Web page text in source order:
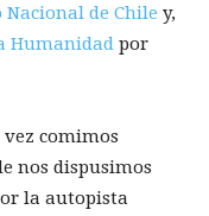
de Chile y,
Humanidad por
vez comimos
nos dispusimos
la autopista